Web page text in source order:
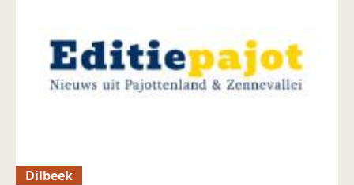
Dilbeek